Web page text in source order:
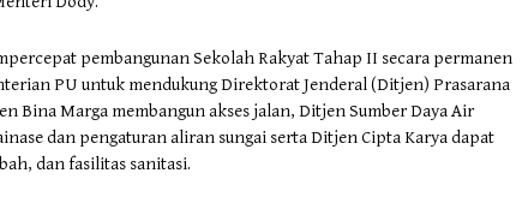
pembangunan Sekolah Rakyat Tahap II secara permanen
PU untuk mendukung Direktorat Jenderal (Ditjen) Prasarana
Bina Marga membangun akses jalan, Ditjen Sumber Daya Air
dan pengaturan aliran sungai serta Ditjen Cipta Karya dapat
dan fasilitas sanitasi.